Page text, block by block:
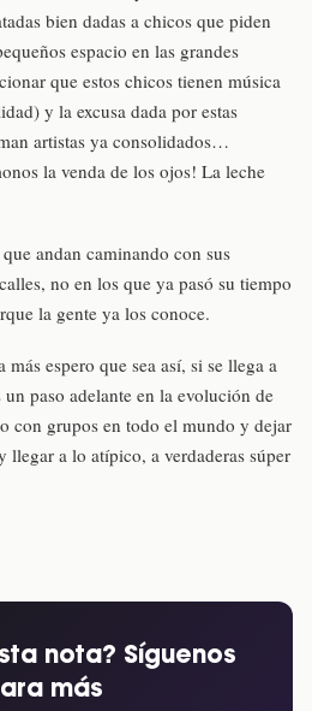
bien dadas a chicos que piden
espacio en las grandes
que estos chicos tienen música
y la excusa dada por estas
artistas ya consolidados…
la venda de los ojos! La leche
andan caminando con sus
no en los que ya pasó su tiempo
la gente ya los conoce.
espero que sea así, si se llega a
paso adelante en la evolución de
con grupos en todo el mundo y dejar
llegar a lo atípico, a verdaderas súper
nota? Síguenos
más